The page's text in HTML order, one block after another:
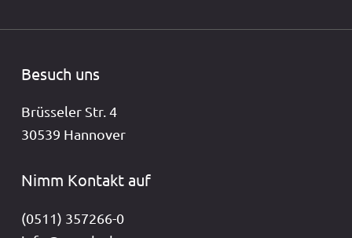
Besuch uns
Brüsseler Str. 4
30539 Hannover
Nimm Kontakt auf
(0511) 357266-0